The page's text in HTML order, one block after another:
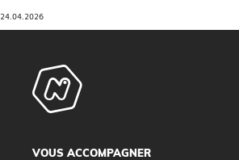
24.04.2026
VOUS ACCOMPAGNER